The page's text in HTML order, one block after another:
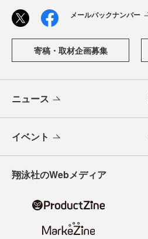
メールバックナンバー
寄稿・取材企画募集
ニュース
イベント
翔泳社のWebメディア